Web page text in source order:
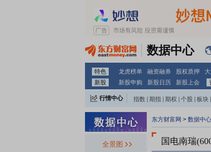
数据中心
特色 龙虎榜单 融资融券 股权质押
新股
新股申购 新股日历 新股上会
行情中心 指数 期指 期权 个股 板块
全景图
东方财富网 > 数据中心
国电南瑞